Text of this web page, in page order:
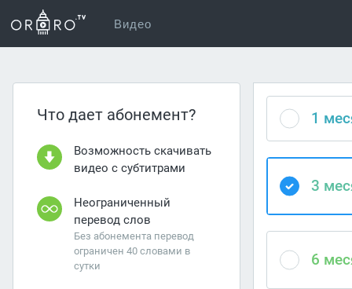
Видео
Что дает абонемент?
Возможность скачивать
видео c субтитрами
Неограниченный
перевод слов
Без абонемента перевод
ограничен 40 словами в
сутки
1
3
6